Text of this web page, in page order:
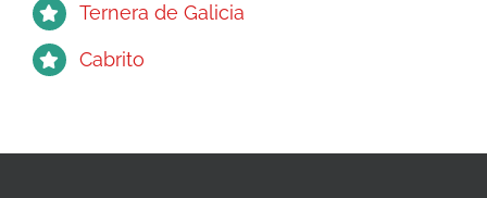
Ternera de Galicia
Cabrito